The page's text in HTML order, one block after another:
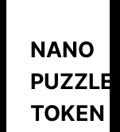
NANO
PUZZLE
TOKEN